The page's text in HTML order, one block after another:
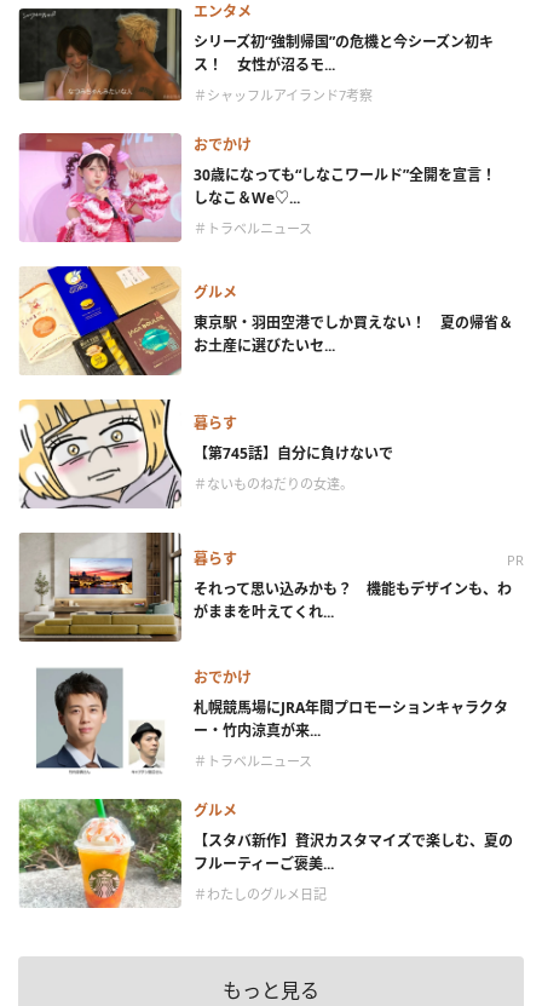
エンタメ
シリーズ初“強制帰国”の危機と今シーズン初キ
ス！ 女性が沼るモ...
＃シャッフルアイランド7考察
おでかけ
30歳になっても“しなこワールド”全開を宣言！
しなこ＆We♡...
＃トラベルニュース
グルメ
東京駅・羽田空港でしか買えない！ 夏の帰省＆
お土産に選びたいセ...
暮らす
【第745話】自分に負けないで
＃ないものねだりの女達。
暮らす PR
それって思い込みかも？ 機能もデザインも、わ
がままを叶えてくれ...
おでかけ
札幌競馬場にJRA年間プロモーションキャラクタ
ー・竹内涼真が来...
＃トラベルニュース
グルメ
【スタバ新作】贅沢カスタマイズで楽しむ、夏の
フルーティーご褒美...
＃わたしのグルメ日記
もっと見る